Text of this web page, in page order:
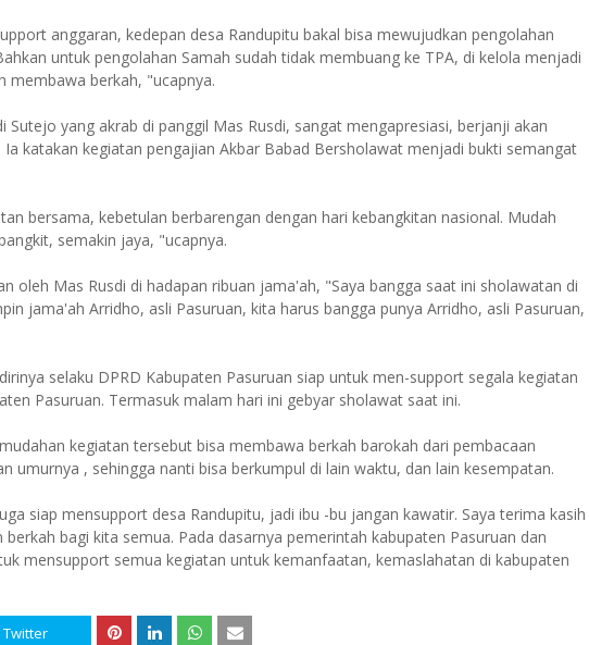
anggaran, kedepan desa Randupitu bakal bisa mewujudkan pengolahan
untuk pengolahan Samah sudah tidak membuang ke TPA, di kelola menjadi
membawa berkah, "ucapnya.
Sutejo yang akrab di panggil Mas Rusdi, sangat mengapresiasi, berjanji akan
katakan kegiatan pengajian Akbar Babad Bersholawat menjadi bukti semangat
bersama, kebetulan berbarengan dengan hari kebangkitan nasional. Mudah
semakin jaya, "ucapnya.
oleh Mas Rusdi di hadapan ribuan jama'ah, "Saya bangga saat ini sholawatan di
jama'ah Arridho, asli Pasuruan, kita harus bangga punya Arridho, asli Pasuruan,
selaku DPRD Kabupaten Pasuruan siap untuk men-support segala kegiatan
Pasuruan. Termasuk malam hari ini gebyar sholawat saat ini.
kegiatan tersebut bisa membawa berkah barokah dari pembacaan
umurnya , sehingga nanti bisa berkumpul di lain waktu, dan lain kesempatan.
siap mensupport desa Randupitu, jadi ibu -bu jangan kawatir. Saya terima kasih
bagi kita semua. Pada dasarnya pemerintah kabupaten Pasuruan dan
mensupport semua kegiatan untuk kemanfaatan, kemaslahatan di kabupaten
Twitter